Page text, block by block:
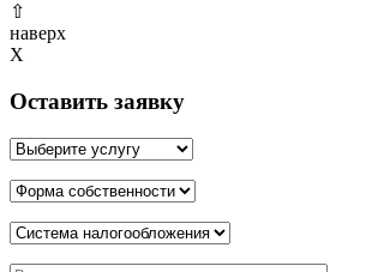
⇧
наверх
X
Оставить заявку